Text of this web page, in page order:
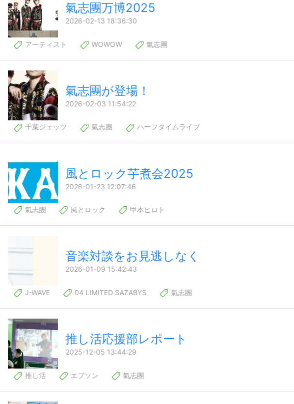
氣志團万博2025
2026-02-13 18:36:30
アーティスト WOWOW 氣志團
氣志團が登場！
2026-02-03 11:54:22
千葉ジェッツ 氣志團 ハーフタイムライブ
風とロック芋煮会2025
2026-01-23 12:07:46
氣志團 風とロック 甲本ヒロト
音楽対談をお見逃しなく
2026-01-09 15:42:43
J-WAVE 04 LIMITED SAZABYS 氣志團
推し活応援部レポート
2025-12-05 13:44:29
推し活 エプソン 氣志團